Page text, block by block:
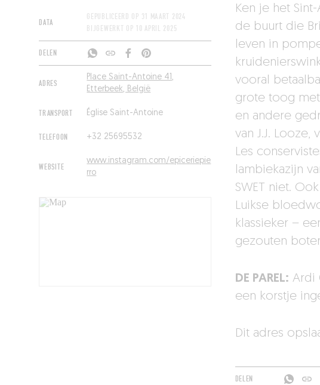
DATA
GEPUBLICEERD OP 31 MAART 2024
BIJGEWERKT OP
10 APRIL 2025
DELEN
ADRES
Place Saint-Antoine 41,
Etterbeek, België
TRANSPORT Église Saint-Antoine
TELEFOON +32 25695532
WEBSITE
www.instagram.com/epiceriepie
rro
Ken je het
de buurt die
leven in
vooral
grote toog met
en andere
van J.J. Looze,
Les
lambiekazijn
SWET niet.
Luikse
klassieker –
gezouten
DE PAREL: Ardi
een korstje
Dit adres
DELEN